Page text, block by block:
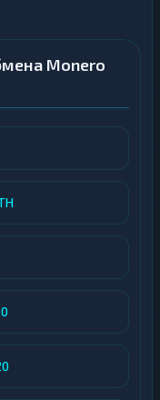
Monero